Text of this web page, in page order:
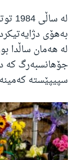
لە
بەهۆی
لە هەمان ساڵدا
جۆهانسبەرگ کە
سپیپێستە